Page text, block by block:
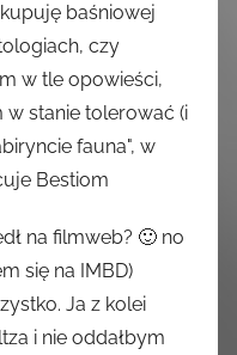
baśniowej
czy
w tle opowieści,
w stanie tolerować (i
fauna", w
Bestiom
na filmweb? 🙂 no
się na IMBD)
Ja z kolei
i nie oddałbym